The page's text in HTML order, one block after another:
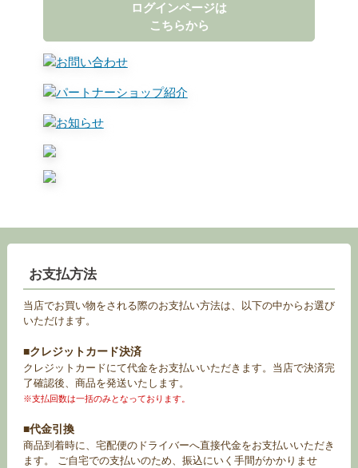
ログインページは
こちらから
お支払方法
当店でお買い物をされる際のお支払い方法は、以下の中からお選び
いただけます。
■クレジットカード決済
クレジットカードにて代金をお支払いいただきます。当店で決済完
了確認後、商品を発送いたします。
※支払回数は一括のみとなっております。
■代金引換
商品到着時に、宅配便のドライバーへ直接代金をお支払いいただき
ます。 ご自宅での支払いのため、振込にいく手間がかかりませ